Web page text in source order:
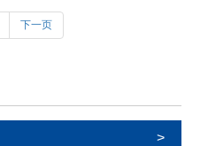
作为插入口)插入口最小开孔直
下一页
>